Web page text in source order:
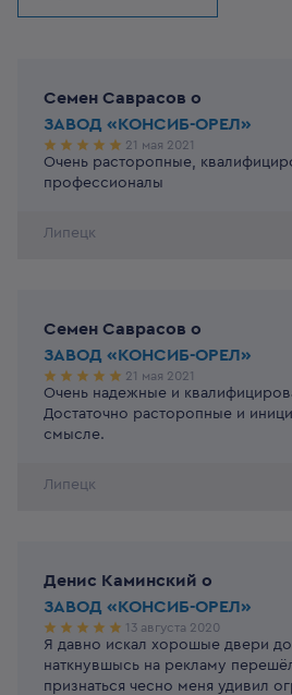
Семен Саврасов o
ЗАВОД «КОНСИБ-ОРЕЛ»
21 мая 2021
Очень расторопные,
профессионалы
Липецк
Семен Саврасов o
ЗАВОД «КОНСИБ-ОРЕЛ»
21 мая 2021
Очень надежные и
Достаточно расторопные и
смысле.
Липецк
Денис Каминский o
ЗАВОД «КОНСИБ-ОРЕЛ»
13 августа 2020
Я давно искал хорошые двери
наткнувшысь на рекламу
признаться чесно меня удивил